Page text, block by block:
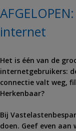
internet
Het is één van de
internetgebruikers:
connectie valt weg,
Herkenbaar?
Bij
doen. Geef even